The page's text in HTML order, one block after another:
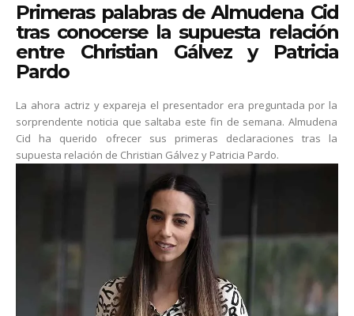
Primeras palabras de Almudena Cid
tras conocerse la supuesta relación
entre Christian Gálvez y Patricia
Pardo
La ahora actriz y expareja el presentador era preguntada por la
sorprendente noticia que saltaba este fin de semana. Almudena
Cid ha querido ofrecer sus primeras declaraciones tras la
supuesta relación de Christian Gálvez y Patricia Pardo.